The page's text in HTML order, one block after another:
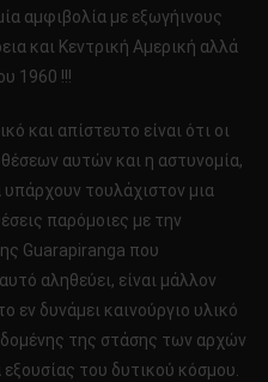
αμφιβολία με εξωγήινους
και Κεντρική Αμερική αλλά
1960 !!!
και απίστευτο είναι ότι οι
αυτών και η αστυνομία,
τουλάχιστον μια
παρόμοιες με την
Guarapiranga που
αληθεύει, είναι μάλλον
εν δυνάμει καινούργιο υλικό
της στάσης των αρχών
του δυτικού κόσμου.